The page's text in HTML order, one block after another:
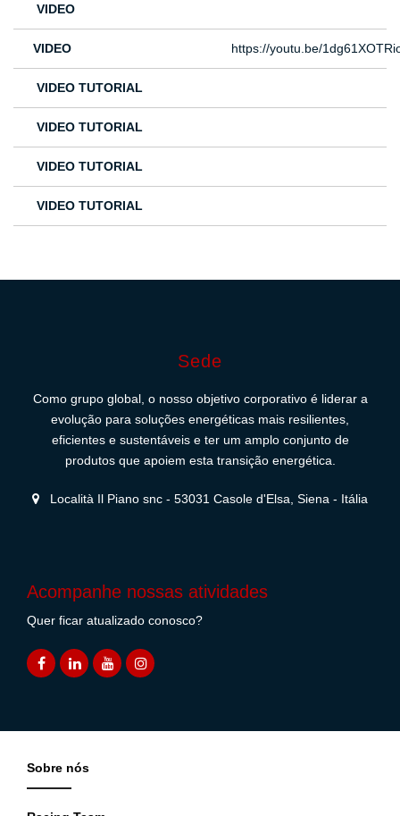
VIDEO
VIDEO https://youtu.be/
VIDEO TUTORIAL
VIDEO TUTORIAL
VIDEO TUTORIAL
VIDEO TUTORIAL
Sede
Como grupo global, o nosso objetivo corporativo é liderar a
evolução para soluções energéticas mais resilientes,
eficientes e sustentáveis e ter um amplo conjunto de
produtos que apoiem esta transição energética.
Località Il Piano snc - 53031 Casole d'Elsa, Siena - Itália
Acompanhe nossas atividades
Quer ficar atualizado conosco?
Sobre nós